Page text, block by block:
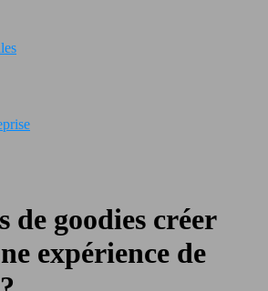
de goodies créer
expérience de